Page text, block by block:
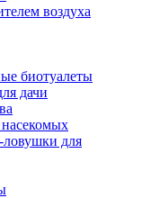
воздуха
биотуалеты
дачи
для